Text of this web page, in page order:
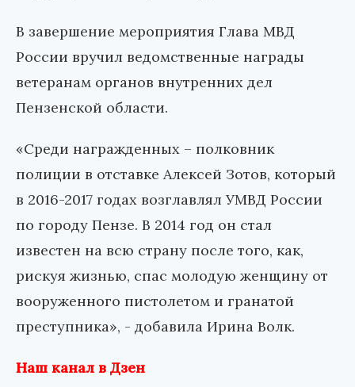
В завершение мероприятия Глава МВД
России вручил ведомственные награды
ветеранам органов внутренних дел
Пензенской области.
«Среди награжденных – полковник
полиции в отставке Алексей Зотов, который
в 2016-2017 годах возглавлял УМВД России
по городу Пензе. В 2014 год он стал
известен на всю страну после того, как,
рискуя жизнью, спас молодую женщину от
вооруженного пистолетом и гранатой
преступника», - добавила Ирина Волк.
Наш канал в Дзен